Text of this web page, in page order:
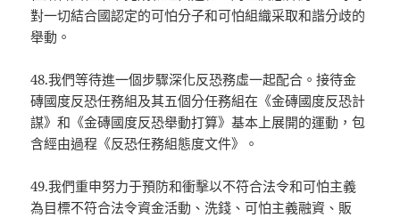
對一切結合國認定的可怕分子和可怕組織采取和諧分歧的
舉動。
48.我們等待進一個步驟深化反恐務虛一起配合。接待金
磚國度反恐任務組及其五個分任務組在《金磚國度反恐計
謀》和《金磚國度反恐舉動打算》基本上展開的運動，包
含經由過程《反恐任務組態度文件》。
49.我們重申努力于預防和衝擊以不符合法令和可怕主義
為目標不符合法令資金活動、洗錢、可怕主義融資、販